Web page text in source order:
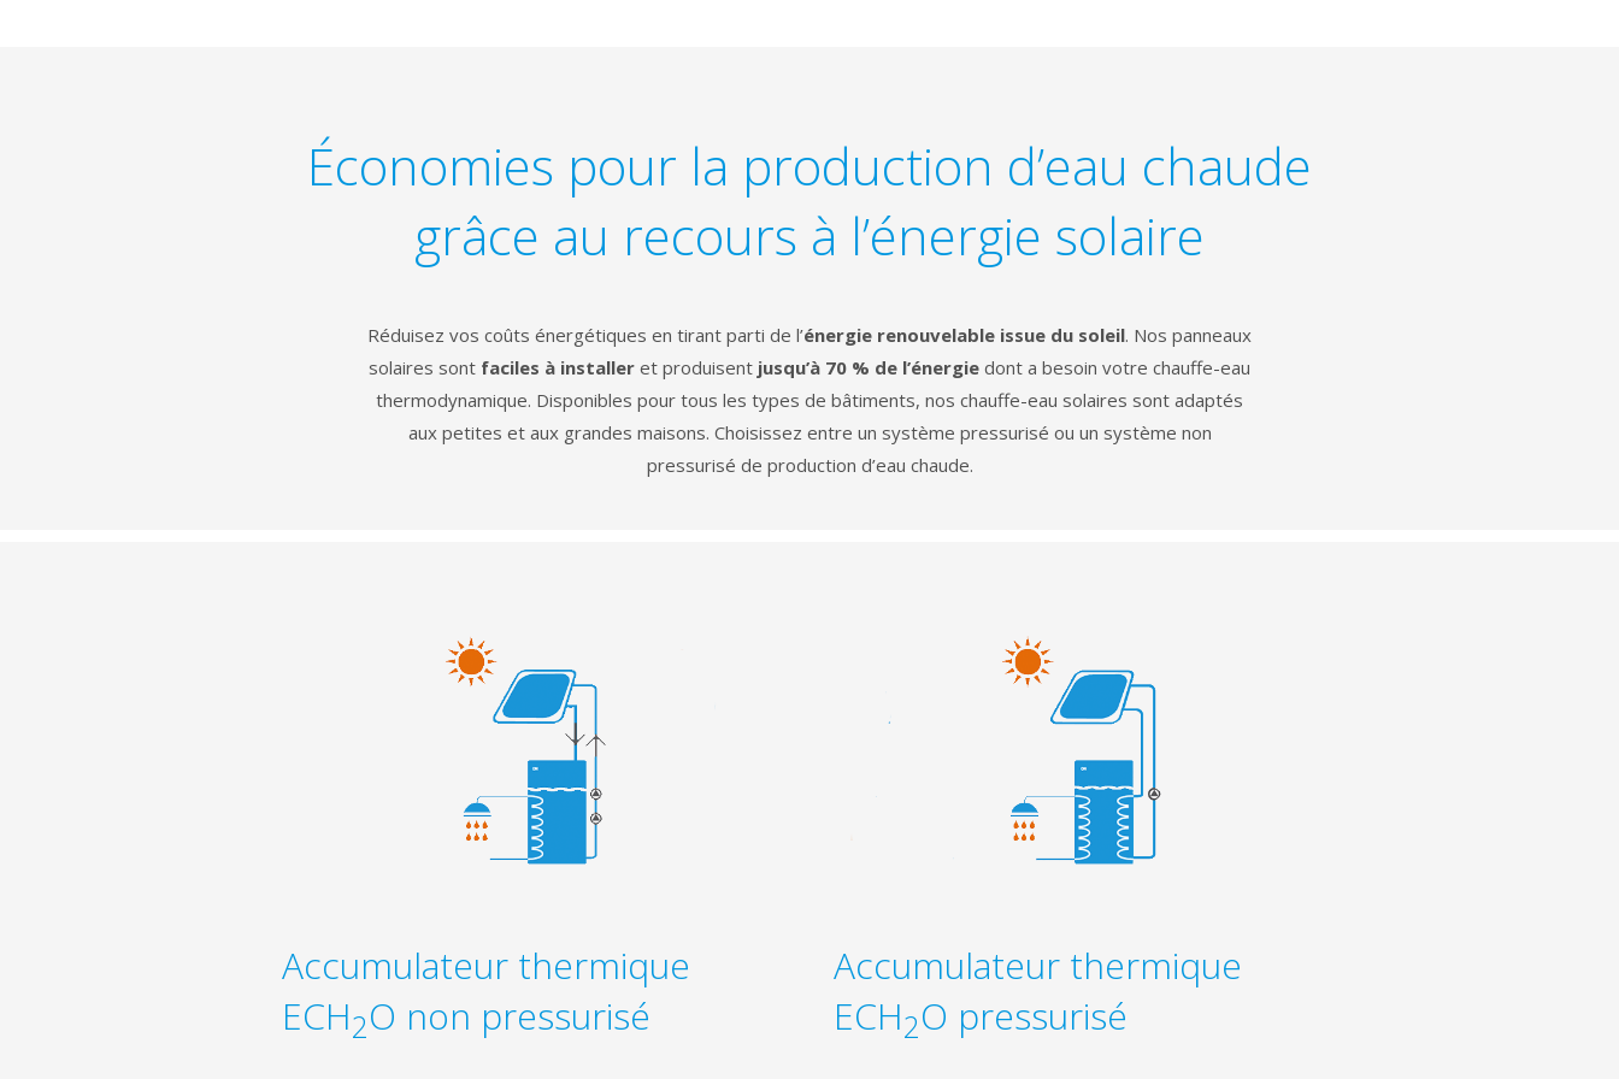
Économies pour la production d’eau chaude
grâce au recours à l’énergie solaire
Réduisez vos coûts énergétiques en tirant parti de l’énergie renouvelable issue du soleil. Nos panneaux
solaires sont faciles à installer et produisent jusqu’à 70 % de l’énergie dont a besoin votre chauffe-eau
thermodynamique. Disponibles pour tous les types de bâtiments, nos chauffe-eau solaires sont adaptés
aux petites et aux grandes maisons. Choisissez entre un système pressurisé ou un système non
pressurisé de production d’eau chaude.
Accumulateur thermique
ECH2O non pressurisé
Accumulateur thermique
ECH2O pressurisé